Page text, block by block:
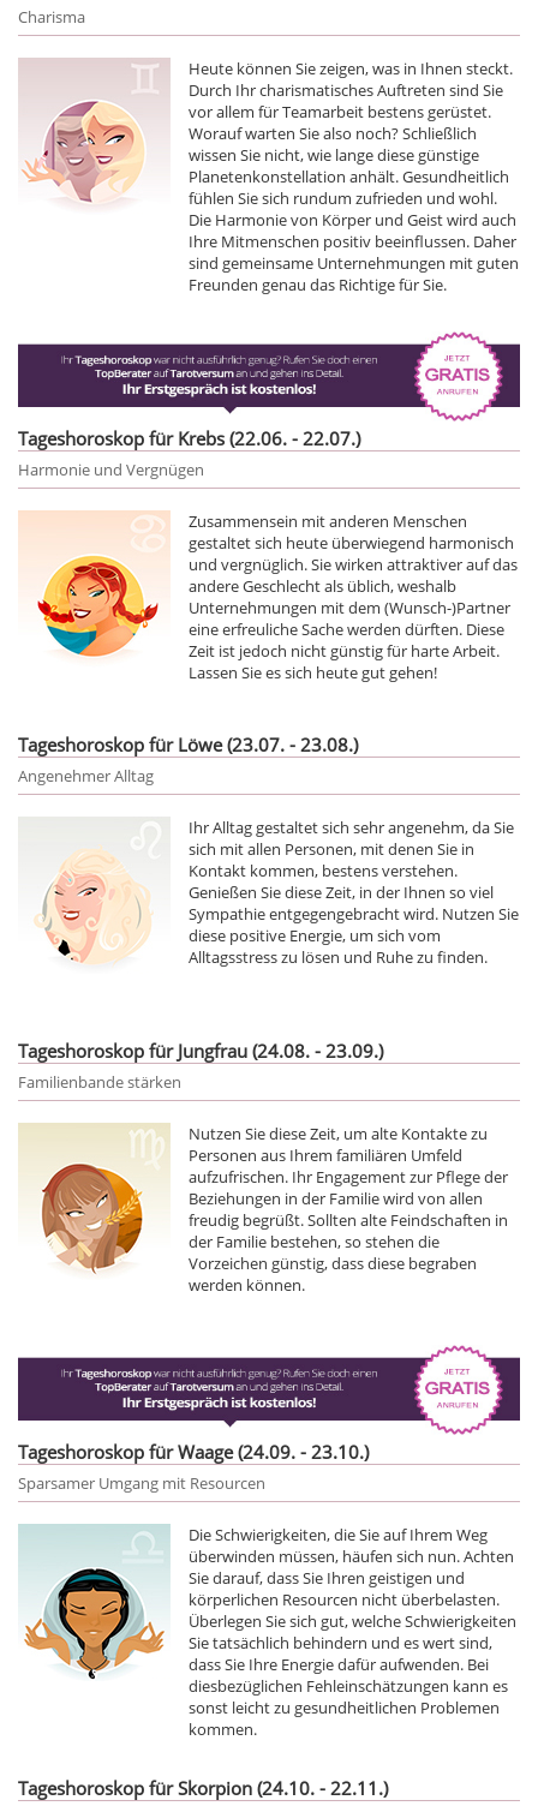
Charisma
Heute können Sie zeigen, was in Ihnen steckt.
Durch Ihr charismatisches Auftreten sind Sie
vor allem für Teamarbeit bestens gerüstet.
Worauf warten Sie also noch? Schließlich
wissen Sie nicht, wie lange diese günstige
Planetenkonstellation anhält. Gesundheitlich
fühlen Sie sich rundum zufrieden und wohl.
Die Harmonie von Körper und Geist wird auch
Ihre Mitmenschen positiv beeinflussen. Daher
sind gemeinsame Unternehmungen mit guten
Freunden genau das Richtige für Sie.
Tageshoroskop für Krebs (22.06. - 22.07.)
Harmonie und Vergnügen
Zusammensein mit anderen Menschen
gestaltet sich heute überwiegend harmonisch
und vergnüglich. Sie wirken attraktiver auf das
andere Geschlecht als üblich, weshalb
Unternehmungen mit dem (Wunsch-)Partner
eine erfreuliche Sache werden dürften. Diese
Zeit ist jedoch nicht günstig für harte Arbeit.
Lassen Sie es sich heute gut gehen!
Tageshoroskop für Löwe (23.07. - 23.08.)
Angenehmer Alltag
Ihr Alltag gestaltet sich sehr angenehm, da Sie
sich mit allen Personen, mit denen Sie in
Kontakt kommen, bestens verstehen.
Genießen Sie diese Zeit, in der Ihnen so viel
Sympathie entgegengebracht wird. Nutzen Sie
diese positive Energie, um sich vom
Alltagsstress zu lösen und Ruhe zu finden.
Tageshoroskop für Jungfrau (24.08. - 23.09.)
Familienbande stärken
Nutzen Sie diese Zeit, um alte Kontakte zu
Personen aus Ihrem familiären Umfeld
aufzufrischen. Ihr Engagement zur Pflege der
Beziehungen in der Familie wird von allen
freudig begrüßt. Sollten alte Feindschaften in
der Familie bestehen, so stehen die
Vorzeichen günstig, dass diese begraben
werden können.
Tageshoroskop für Waage (24.09. - 23.10.)
Sparsamer Umgang mit Resourcen
Die Schwierigkeiten, die Sie auf Ihrem Weg
überwinden müssen, häufen sich nun. Achten
Sie darauf, dass Sie Ihren geistigen und
körperlichen Resourcen nicht überbelasten.
Überlegen Sie sich gut, welche Schwierigkeiten
Sie tatsächlich behindern und es wert sind,
dass Sie Ihre Energie dafür aufwenden. Bei
diesbezüglichen Fehleinschätzungen kann es
sonst leicht zu gesundheitlichen Problemen
kommen.
Tageshoroskop für Skorpion (24.10. - 22.11.)